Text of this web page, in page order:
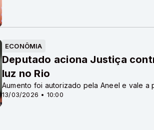
ECONÔMIA
13/03/2026 • 10:00
Deputado aciona Justiça
luz no Rio
Aumento foi autorizado pela Aneel e vale a